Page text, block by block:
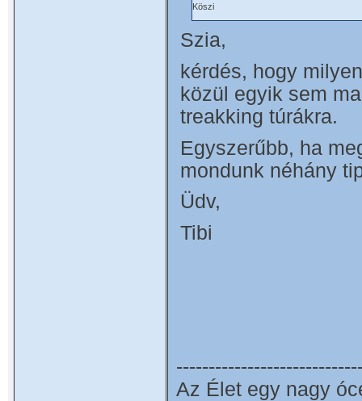
Köszi
Szia,
kérdés, hogy
közül egyik sem
treakking túrákra.
Egyszerűbb, ha
mondunk néhány
Üdv,
Tibi
Az Élet egy nagy